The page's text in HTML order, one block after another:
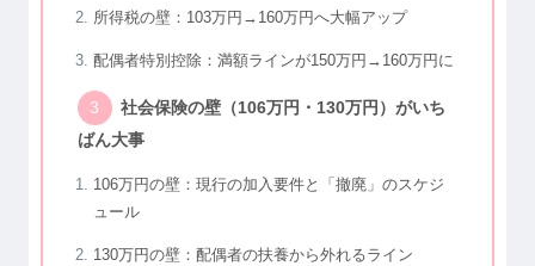
所得税の壁：103万円→160万円へ大幅アップ
配偶者特別控除：満額ラインが150万円→160万円に
社会保険の壁（106万円・130万円）がいち
ばん大事
106万円の壁：現行の加入要件と「撤廃」のスケジ
ュール
130万円の壁：配偶者の扶養から外れるライン